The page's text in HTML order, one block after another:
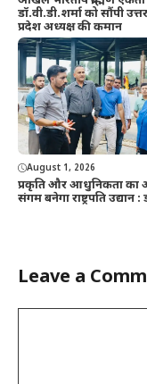
डॉ.वी.डी.शर्मा को सौंपी
प्रदेश अध्यक्ष की कमान
August 1, 2026
प्रकृति और आधुनिकता का
संगम बनेगा राष्ट्रपति उद्यान :
Leave a